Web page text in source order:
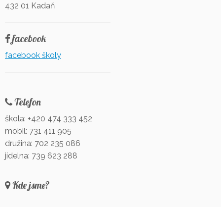
432 01 Kadaň
facebook
facebook školy
Telefon
škola: +420 474 333 452
mobil: 731 411 905
družina: 702 235 086
jídelna: 739 623 288
Kde jsme?